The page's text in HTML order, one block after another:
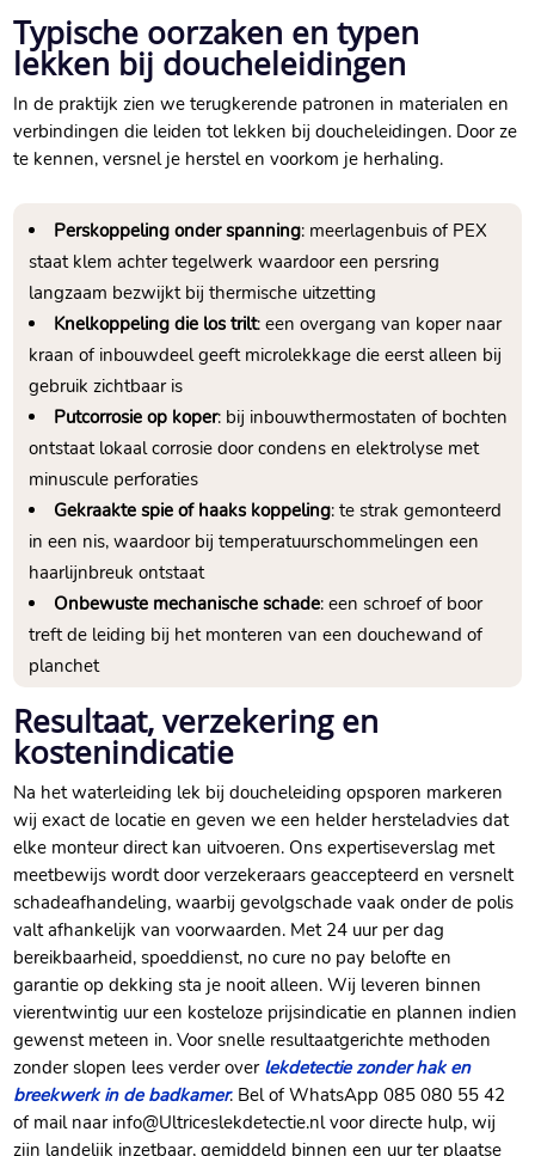
Typische oorzaken en typen
lekken bij doucheleidingen
In de praktijk zien we terugkerende patronen in materialen en
verbindingen die leiden tot lekken bij doucheleidingen.​ Door ze
te kennen, versnel je herstel en voorkom je herhaling.​
Perskoppeling onder spanning: meerlagenbuis of PEX
staat klem achter tegelwerk waardoor een persring
langzaam bezwijkt bij thermische uitzetting
Knelkoppeling die los trilt: een overgang van koper naar
kraan of inbouwdeel geeft microlekkage die eerst alleen bij
gebruik zichtbaar is
Putcorrosie op koper: bij inbouwthermostaten of bochten
ontstaat lokaal corrosie door condens en elektrolyse met
minuscule perforaties
Gekraakte spie of haaks koppeling: te strak gemonteerd
in een nis, waardoor bij temperatuurschommelingen een
haarlijnbreuk ontstaat
Onbewuste mechanische schade: een schroef of boor
treft de leiding bij het monteren van een douchewand of
planchet
Resultaat, verzekering en
kostenindicatie
Na het waterleiding lek bij doucheleiding opsporen markeren
wij exact de locatie en geven we een helder hersteladvies dat
elke monteur direct kan uitvoeren.​ Ons expertiseverslag met
meetbewijs wordt door verzekeraars geaccepteerd en versnelt
schadeafhandeling, waarbij gevolgschade vaak onder de polis
valt afhankelijk van voorwaarden.​ Met 24 uur per dag
bereikbaarheid, spoeddienst, no cure no pay belofte en
garantie op dekking sta je nooit alleen.​ Wij leveren binnen
vierentwintig uur een kosteloze prijsindicatie en plannen indien
gewenst meteen in.​ Voor snelle resultaatgerichte methoden
zonder slopen lees verder over lekdetectie zonder hak en
breekwerk in de badkamer.​ Bel of WhatsApp 085 080 55 42
of mail naar info@Ultriceslekdetectie.​nl voor directe hulp, wij
zijn landelijk inzetbaar, gemiddeld binnen een uur ter plaatse